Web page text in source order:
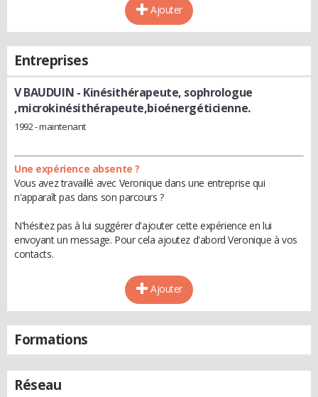
Ajouter
Entreprises
V BAUDUIN - Kinésithérapeute, sophrologue
,microkinésithérapeute,bioénergéticienne.
1992 - maintenant
Une expérience absente ?
Vous avez travaillé avec Veronique dans une entreprise qui
n'apparaît pas dans son parcours ?
N'hésitez pas à lui suggérer d'ajouter cette expérience en lui
envoyant un message. Pour cela ajoutez d'abord Veronique à vos
contacts.
Ajouter
Formations
Réseau